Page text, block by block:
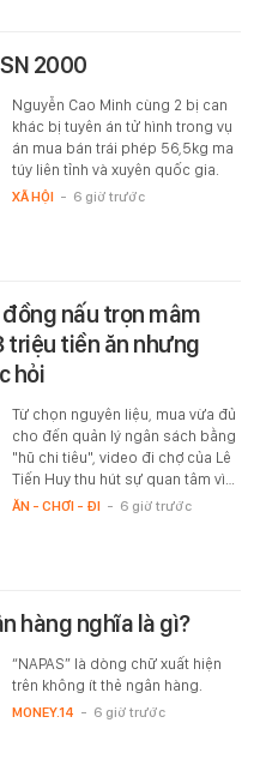
2000
Nguyễn Cao Minh cùng 2 bị can
khác bị tuyên án tử hình trong vụ
án mua bán trái phép 56,5kg ma
túy liên tỉnh và xuyên quốc gia.
XÃ HỘI - 6 giờ trước
nấu trọn mâm
triệu tiền ăn nhưng
hỏi
Từ chọn nguyên liệu, mua vừa đủ
cho đến quản lý ngân sách bằng
"hũ chi tiêu", video đi chợ của Lê
Tiến Huy thu hút sự quan tâm vì…
ĂN - CHƠI - ĐI - 6 giờ trước
hàng nghĩa là gì?
“NAPAS” là dòng chữ xuất hiện
trên không ít thẻ ngân hàng.
MONEY.14 - 6 giờ trước